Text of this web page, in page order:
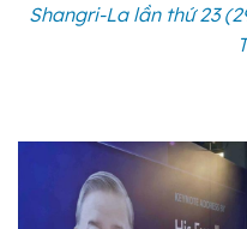
Shangri-La lần thứ 23